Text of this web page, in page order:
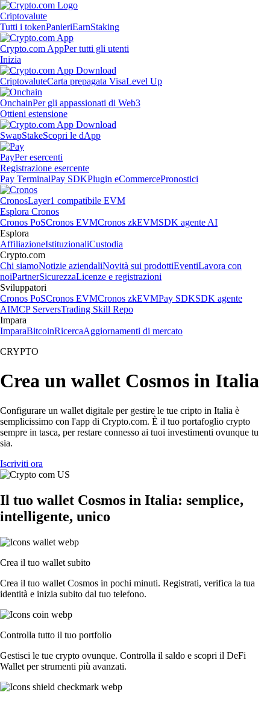
Criptovalute
Tutti i tokenPanieriEarnStaking
Crypto.com AppPer tutti gli utenti
Inizia
CriptovaluteCarta prepagata VisaLevel Up
OnchainPer gli appassionati di Web3
Ottieni estensione
SwapStakeScopri le dApp
PayPer esercenti
Registrazione esercente
Pay TerminalPay SDKPlugin eCommercePronostici
CronosLayer1 compatibile EVM
Esplora Cronos
Cronos PoSCronos EVMCronos zkEVMSDK agente AI
Esplora
AffiliazioneIstituzionaliCustodia
Crypto.com
Chi siamoNotizie aziendaliNovità sui prodottiEventiLavora con
noiPartnerSicurezzaLicenze e registrazioni
Sviluppatori
Cronos PoSCronos EVMCronos zkEVMPay SDKSDK agente
AIMCP ServersTrading Skill Repo
Impara
ImparaBitcoinRicercaAggiornamenti di mercato
CRYPTO
Crea un wallet Cosmos in Italia
Configurare un wallet digitale per gestire le tue cripto in Italia è
semplicissimo con l'app di Crypto.com. È il tuo portafoglio crypto
sempre in tasca, per restare connesso ai tuoi investimenti ovunque tu
sia.
Iscriviti ora
Il tuo wallet Cosmos in Italia: semplice,
intelligente, unico
Crea il tuo wallet subito
Crea il tuo wallet Cosmos in pochi minuti. Registrati, verifica la tua
identità e inizia subito dal tuo telefono.
Controlla tutto il tuo portfolio
Gestisci le tue crypto ovunque. Controlla il saldo e scopri il DeFi
Wallet per strumenti più avanzati.